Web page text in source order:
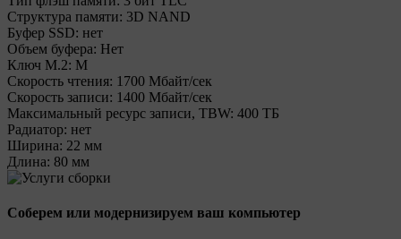
Структура памяти: 3D NAND
Буфер SSD: нет
Объем буфера: Нет
Ключ M.2: M
Cкорость чтения: 1700 Мбайт/сек
Cкорость записи: 1400 Мбайт/сек
Максимальный ресурс записи, TBW: 400 ТБ
Радиатор: нет
Ширина: 22 мм
Длина: 80 мм
Соберем или модернизируем ваш компьютер